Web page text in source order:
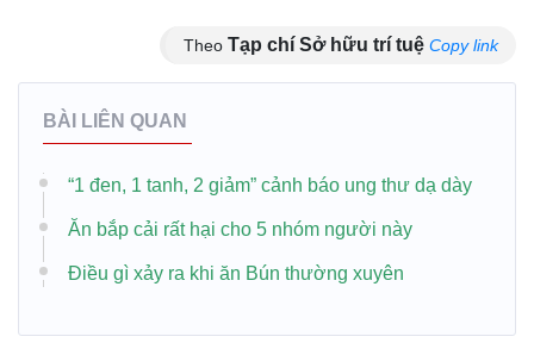
Theo Tạp chí Sở hữu trí tuệ Copy link
BÀI LIÊN QUAN
“1 đen, 1 tanh, 2 giảm” cảnh báo ung thư dạ dày
Ăn bắp cải rất hại cho 5 nhóm người này
Điều gì xảy ra khi ăn Bún thường xuyên